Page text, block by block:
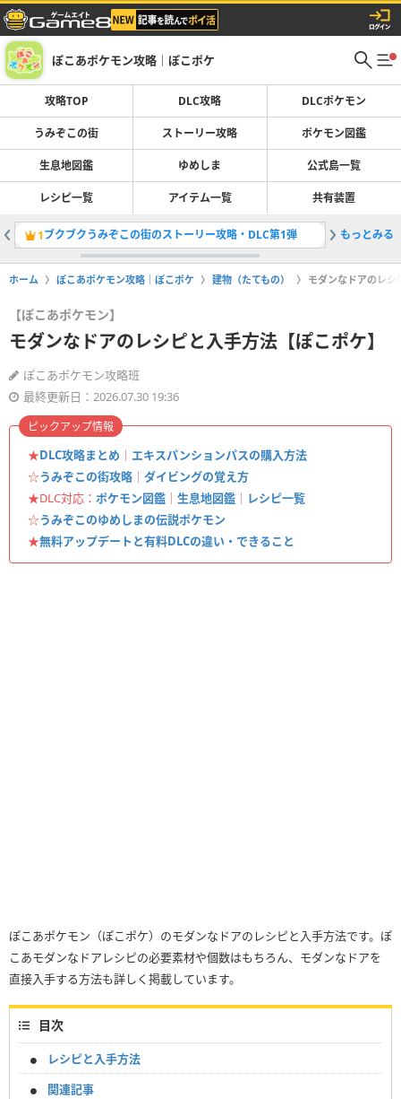
ぽこあポケモン攻略｜ぽこポケ
攻略TOP DLC攻略 DLCポケモン
うみぞこの街 ストーリー攻略 ポケモン図鑑
生息地図鑑 ゆめしま 公式島一覧
レシピ一覧 アイテム一覧 共有装置
1ブクブクうみぞこの街のストーリー攻略・DLC第1弾 2DLCの
もっとみる
ホーム ぽこあポケモン攻略｜ぽこポケ 建物（たてもの） モダンなドアのレ
【ぽこあポケモン】
モダンなドアのレシピと入手方法【ぽこポケ】
ぽこあポケモン攻略班
最終更新日：2026.07.30 19:36
★DLC攻略まとめ ｜ エキスパンションパスの購入方法
☆うみぞこの街攻略 ｜ ダイビングの覚え方
★DLC対応： ポケモン図鑑 ｜ 生息地図鑑 ｜ レシピ一覧
☆うみぞこのゆめしまの伝説ポケモン
★無料アップデートと有料DLCの違い・できること
ピックアップ情報
ぽこあポケモン（ぽこポケ）のモダンなドアのレシピと入手方法です。ぽ
こあモダンなドアレシピの必要素材や個数はもちろん、モダンなドアを
直接入手する方法も詳しく掲載しています。
目次
レシピと入手方法
関連記事